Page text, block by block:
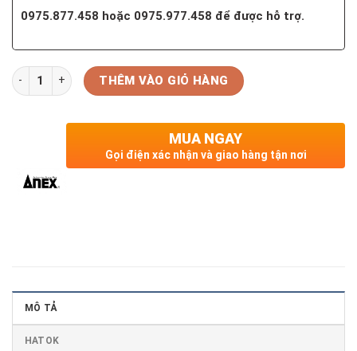
0975.877.458 hoặc 0975.977.458 để được hỗ trợ.
Số lượng THÊM VÀO GIỎ HÀNG
MUA NGAY
Gọi điện xác nhận và giao hàng tận nơi
MÔ TẢ
HATOK